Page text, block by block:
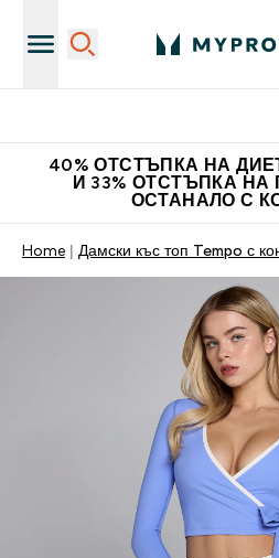
40% ОТСТЪПКА НА
И 33% ОТСТЪПКА
ОСТАНАЛО С
Home Дамски къс топ Tempo с